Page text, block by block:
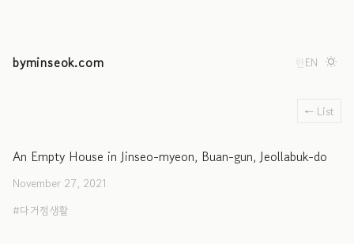
byminseok.com 한EN
← List
An Empty House in Jinseo-myeon, Buan-gun, Jeollabuk-do
November 27, 2021
다거점생활